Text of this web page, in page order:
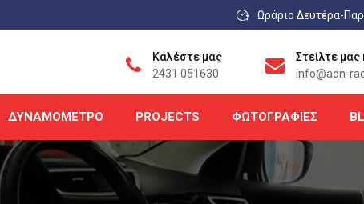
Ωράριο Δευτέρα-
Καλέστε μας
2431 051630
Στείλτε μας
info@adn-
ΔΥΝΑΜΌΜΕΤΡΟ PROJECTS ΦΩΤΟΓΡΑΦΊΕΣ